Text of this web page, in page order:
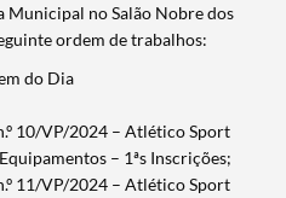
Municipal no Salão Nobre dos
ordem de trabalhos:
do Dia
10/VP/2024 – Atlético Sport
– 1ªs Inscrições;
11/VP/2024 – Atlético Sport